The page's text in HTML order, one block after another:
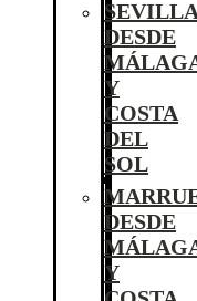
SEVILLA
DESDE
Y
COSTA
DEL
SOL
DESDE
Y